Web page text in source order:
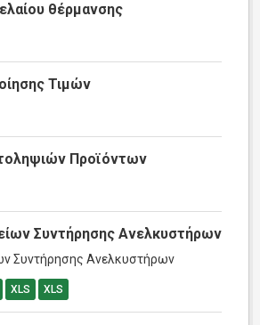
θέρμανσης
Τιμών
Προϊόντων
Συντήρησης Ανελκυστήρων
Συντήρησης Ανελκυστήρων
XLS XLS